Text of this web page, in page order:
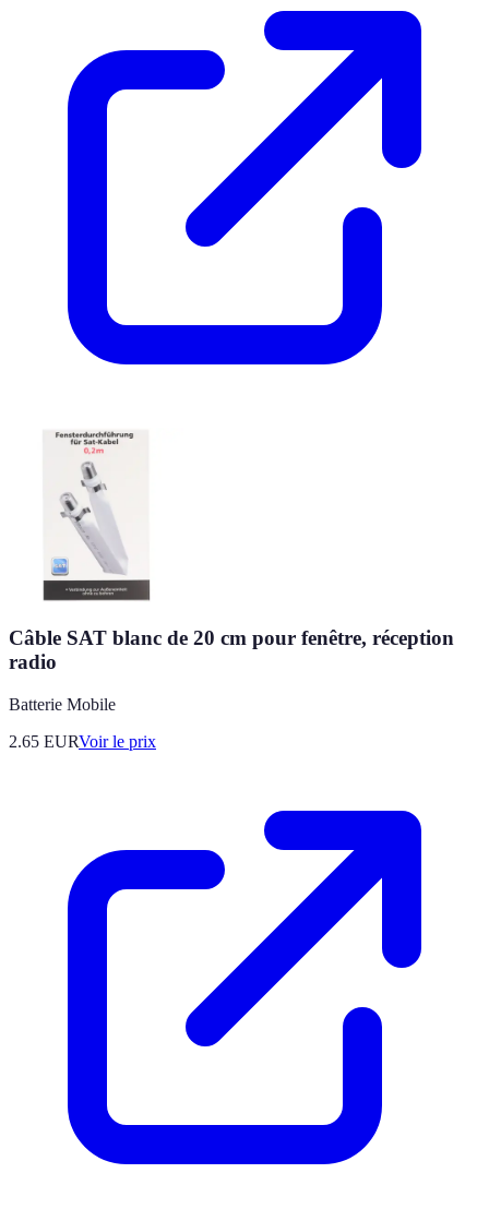
Câble SAT blanc de 20 cm pour fenêtre, réception
radio
Batterie Mobile
2.65 EURVoir le prix